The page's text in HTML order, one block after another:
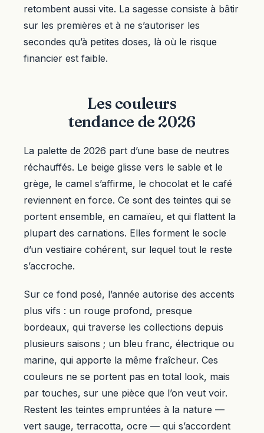
retombent aussi vite. La sagesse consiste à bâtir
sur les premières et à ne s’autoriser les
secondes qu’à petites doses, là où le risque
financier est faible.
Les couleurs
tendance de 2026
La palette de 2026 part d’une base de neutres
réchauffés. Le beige glisse vers le sable et le
grège, le camel s’affirme, le chocolat et le café
reviennent en force. Ce sont des teintes qui se
portent ensemble, en camaïeu, et qui flattent la
plupart des carnations. Elles forment le socle
d’un vestiaire cohérent, sur lequel tout le reste
s’accroche.
Sur ce fond posé, l’année autorise des accents
plus vifs : un rouge profond, presque
bordeaux, qui traverse les collections depuis
plusieurs saisons ; un bleu franc, électrique ou
marine, qui apporte la même fraîcheur. Ces
couleurs ne se portent pas en total look, mais
par touches, sur une pièce que l’on veut voir.
Restent les teintes empruntées à la nature —
vert sauge, terracotta, ocre — qui s’accordent